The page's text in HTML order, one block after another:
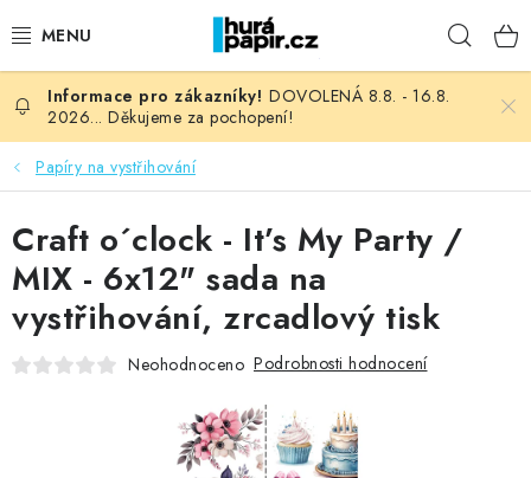
na
NOVINKY
HURÁ DÍLNA
VŠECHNO ZBOŽÍ
KNIHAŘSKÝ MATERIÁL
DOVOLENÁ 8.8. - 16.8.
2026... Děkujeme za pochopení!
Papíry na vystřihování
Craft o´clock - It’s My Party /
MIX - 6x12" sada na
vystřihování, zrcadlový tisk
Neohodnoceno Podrobnosti hodnocení